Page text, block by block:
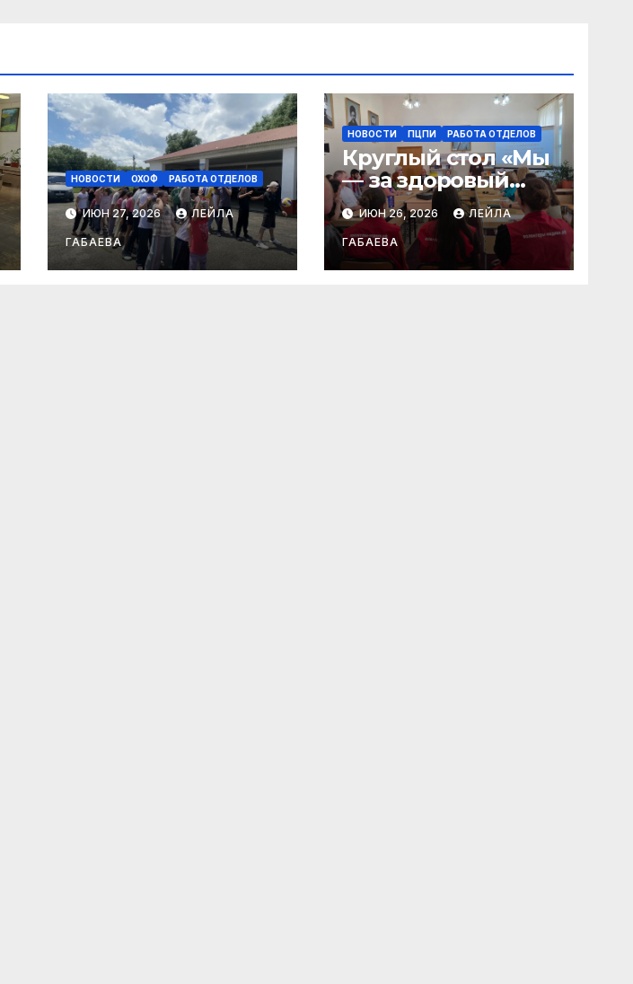
НОВОСТИ ОХОФ РАБОТА ОТДЕЛОВ
ИЮН 27, 2026 ЛЕЙЛА
ГАБАЕВА
НОВОСТИ ПЦПИ РАБОТА ОТДЕЛОВ
Круглый стол «Мы
— за здоровый
образ жизни»
ИЮН 26, 2026 ЛЕЙЛА
ГАБАЕВА